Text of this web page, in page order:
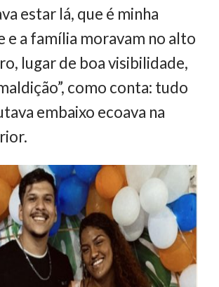
estar lá, que é minha
e a família moravam no alto
lugar de boa visibilidade,
como conta: tudo
embaixo ecoava na